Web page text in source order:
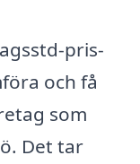
pris-
och få
som
Det tar